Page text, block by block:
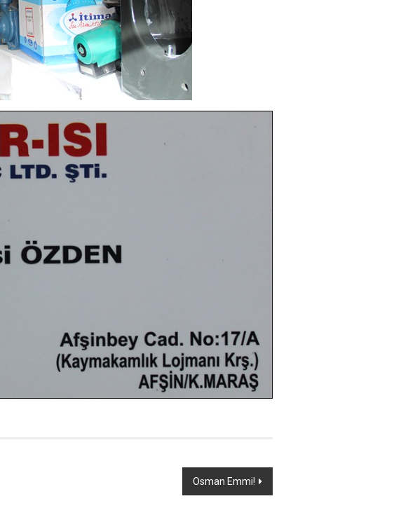
Osman Emmi!